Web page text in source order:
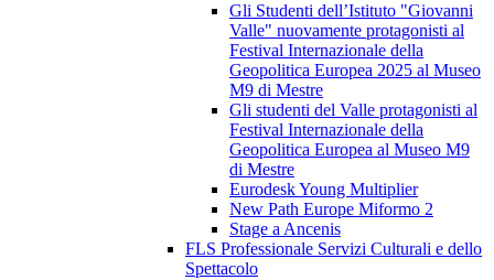
Gli Studenti dell’Istituto "Giovanni
Valle" nuovamente protagonisti al
Festival Internazionale della
Geopolitica Europea 2025 al Museo
M9 di Mestre
Gli studenti del Valle protagonisti al
Festival Internazionale della
Geopolitica Europea al Museo M9
di Mestre
Eurodesk Young Multiplier
New Path Europe Miformo 2
Stage a Ancenis
FLS Professionale Servizi Culturali e dello
Spettacolo